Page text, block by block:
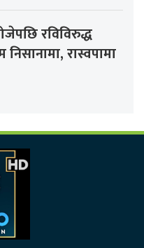
रविविरुद्ध
रास्वपामा